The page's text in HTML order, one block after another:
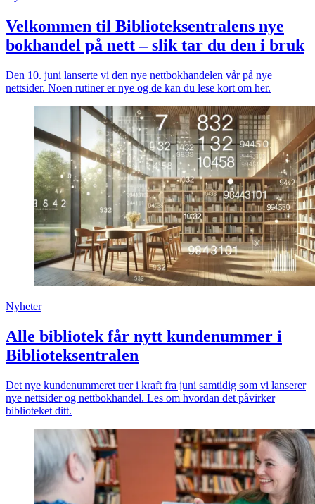
Velkommen til Biblioteksentralens nye
bokhandel på nett – slik tar du den i bruk
Den 10. juni lanserte vi den nye nettbokhandelen vår på nye
nettsider. Noen rutiner er nye og de kan du lese kort om her.
Nyheter
Alle bibliotek får nytt kundenummer i
Biblioteksentralen
Det nye kundenummeret trer i kraft fra juni samtidig som vi lanserer
nye nettsider og nettbokhandel. Les om hvordan det påvirker
biblioteket ditt.